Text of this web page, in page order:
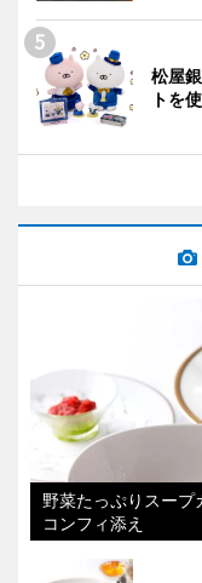
松屋
トを
野菜たっぷりスー
コンフィ添え